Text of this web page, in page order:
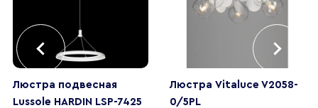
Люстра подвесная
Lussole HARDIN LSP-7425
Люстра Vitaluce V2058-
0/5PL